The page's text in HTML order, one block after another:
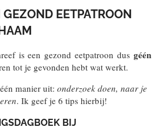
EETPATROON
is een gezond eetpatroon dus géén
tot je gevonden hebt wat werkt.
manier uit: onderzoek doen, naar je
. Ik geef je 6 tips hierbij!
BIJ